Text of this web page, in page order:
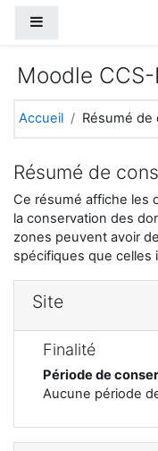
Moodle
Accueil Résumé
Résumé de
Ce résumé affiche les
la conservation des
zones peuvent avoir
spécifiques que celles
Site
Finalité
Période de
Aucune période